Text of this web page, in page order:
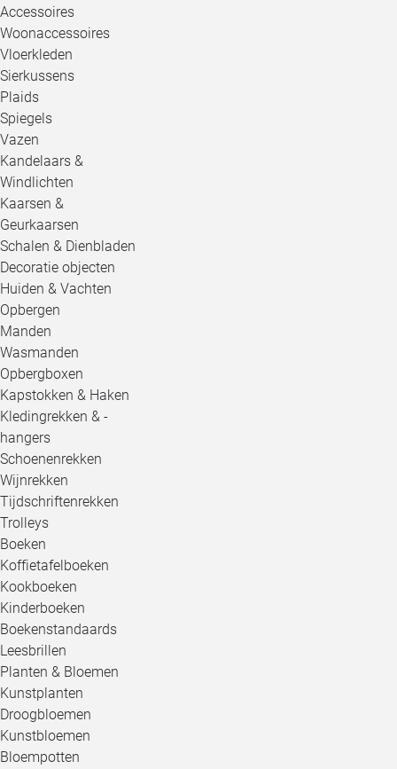
Accessoires
Woonaccessoires
Vloerkleden
Sierkussens
Plaids
Spiegels
Vazen
Kandelaars &
Windlichten
Kaarsen &
Geurkaarsen
Schalen & Dienbladen
Decoratie objecten
Huiden & Vachten
Opbergen
Manden
Wasmanden
Opbergboxen
Kapstokken & Haken
Kledingrekken & -
hangers
Schoenenrekken
Wijnrekken
Tijdschriftenrekken
Trolleys
Boeken
Koffietafelboeken
Kookboeken
Kinderboeken
Boekenstandaards
Leesbrillen
Planten & Bloemen
Kunstplanten
Droogbloemen
Kunstbloemen
Bloempotten